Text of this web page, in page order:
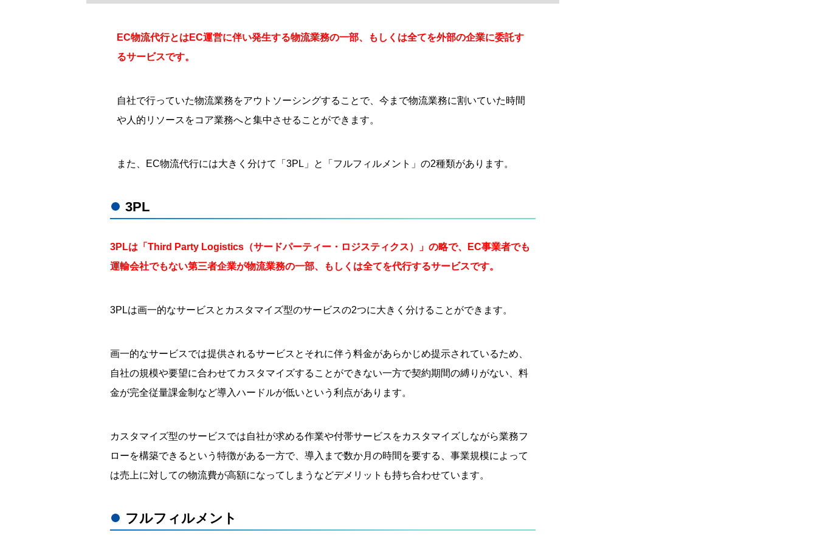
EC物流代行とはEC運営に伴い発生する物流業務の一部、もしくは全てを外部の企業に委託す
るサービスです。
自社で行っていた物流業務をアウトソーシングすることで、今まで物流業務に割いていた時間
や人的リソースをコア業務へと集中させることができます。
また、EC物流代行には大きく分けて「3PL」と「フルフィルメント」の2種類があります。
3PL
3PLは「Third Party Logistics（サードパーティー・ロジスティクス）」の略で、EC事業者でも
運輸会社でもない第三者企業が物流業務の一部、もしくは全てを代行するサービスです。
3PLは画一的なサービスとカスタマイズ型のサービスの2つに大きく分けることができます。
画一的なサービスでは提供されるサービスとそれに伴う料金があらかじめ提示されているため、
自社の規模や要望に合わせてカスタマイズすることができない一方で契約期間の縛りがない、料
金が完全従量課金制など導入ハードルが低いという利点があります。
カスタマイズ型のサービスでは自社が求める作業や付帯サービスをカスタマイズしながら業務フ
ローを構築できるという特徴がある一方で、導入まで数か月の時間を要する、事業規模によって
は売上に対しての物流費が高額になってしまうなどデメリットも持ち合わせています。
フルフィルメント